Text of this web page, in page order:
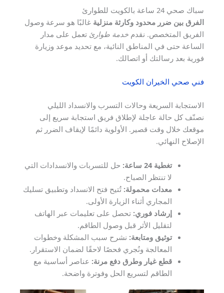
سباك صحي 24 ساعة بالكويت للطوارئ
الفرق بين ضرر محدود وكارثة منزلية غالبًا هو سرعة وصول
الفريق المتخصص. نقدم خدمة طوارئ تعمل على مدار
الساعة حتى في المناطق النائية، مع تحديد موعد وزيارة
فورية بعد رسالتك أو اتصالك.
فني صحي الخيران الكويت
الاستجابة السريعة وحالات التسرب والانسداد الليلي
نصنّف كل حالة عاجلة لإطلاق فريق استجابة سريع إلى
موقعك خلال وقت قصير. الأولوية دائمًا لإيقاف الضرر ثم
الإصلاح النهائي.
تغطية 24 ساعة:
حل للتسربات والانسدادات التي
لا تنتظر الصباح.
معدات محمولة: تُتيح فتح الانسداد وتطبيق تسليك
المجاري أثناء الزيارة الأولى.
إرشاد فوري: تحصل على تعليمات عبر الهاتف
لتقليل الأثر قبل وصول الطاقم.
توثيق ومتابعة: نشرح سبب المشكلة وخطوات
المعالجة ونُجري فحصًا لاحقًا لضمان الاستقرار.
قطع غيار وطرق دفع مرنة: عناصر أساسية مع
الطاقم لتسريع الحل وفوترة واضحة.